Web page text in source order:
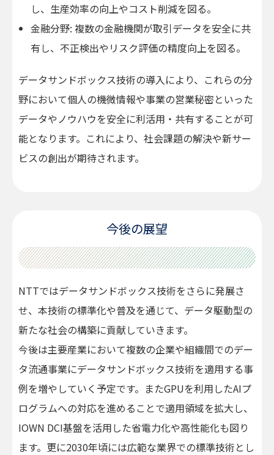
し、生産効率の向上やコスト削減を図る。
金融分野: 複数の金融機関が取引データを安全に共
有し、不正検出やリスク評価の精度向上を図る。
データサンドボックス技術の導入により、これらの分
野において個人の機微情報や事業の営業秘密といった
データやノウハウを安全に利活用・共有することが可
能となります。これにより、社会課題の解決や新サー
ビスの創出が期待されます。
今後の展望
NTTではデータサンドボックス技術をさらに発展さ
せ、本技術の標準化や普及を通じて、データ駆動型の
新たな社会の構築に貢献していきます。
今後は主要産業において複数の企業や組織間でのデー
タ流通事業にデータサンドボックス技術を適用する事
例を増やしていく予定です。またGPUを利用したAIプ
ログラムへの対応を進めることで適用領域を拡大し、
IOWN DCI基盤を活用した省電力化や高性能化も図り
ます。更に2030年頃には広範な業界での標準技術とし